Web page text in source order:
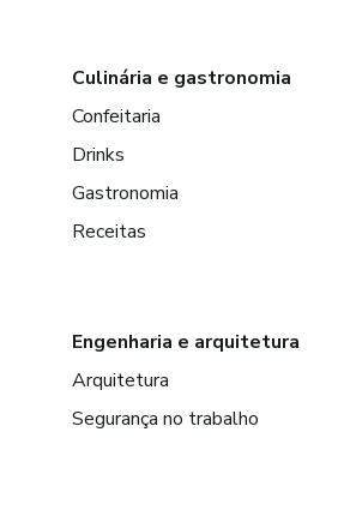
Culinária e gastronomia
Confeitaria
Drinks
Gastronomia
Receitas
Engenharia e arquitetura
Arquitetura
Segurança no trabalho